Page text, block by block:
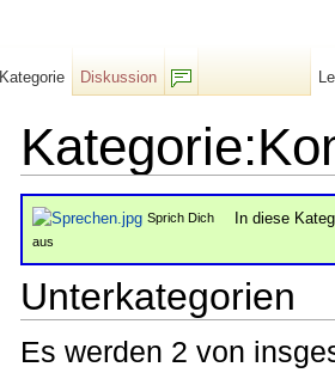
Sprich Dich
aus
In diese
Unterkategorien
Es werden 2 von
Kategorie
Diskussion